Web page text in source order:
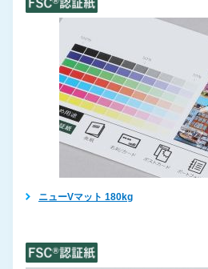
ニューVマット 180kg